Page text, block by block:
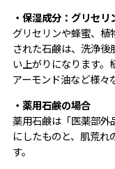
・保湿成分：グリセ
グリセリンや蜂蜜、
された石鹸は、洗浄
い上がりになります。
アーモンド油など様々
・薬用石鹸の場合
薬用石鹸は「医薬部外
にしたものと、肌荒
す。